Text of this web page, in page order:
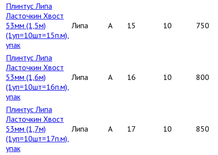
Плинтус Липа
Ласточкин Хвост
53мм (1,5м)
(1уп=10шт=15п.м),
упак
Липа A 15 10 750
Плинтус Липа
Ласточкин Хвост
53мм (1,6м)
(1уп=10шт=16п.м),
упак
Липа A 16 10 800
Плинтус Липа
Ласточкин Хвост
53мм (1,7м)
(1уп=10шт=17п.м),
упак
Липа A 17 10 850